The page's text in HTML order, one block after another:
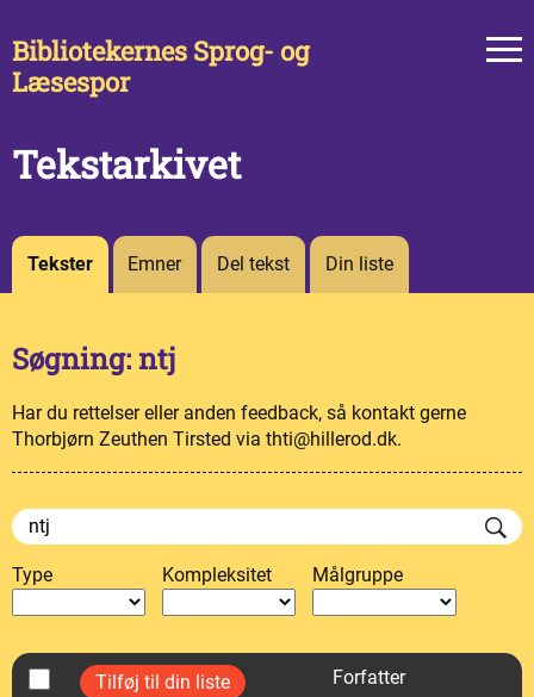
Bibliotekernes Sprog- og
Læsespor
Tekstarkivet
Tekster Emner Del tekst Din liste
Søgning: ntj
Har du rettelser eller anden feedback, så kontakt gerne
Thorbjørn Zeuthen Tirsted via thti@hillerod.dk.
Type Kompleksitet Målgruppe
Forfatter